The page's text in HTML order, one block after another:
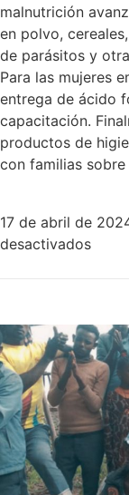
malnutrición
en polvo,
de parásitos y
Para las mujeres
entrega de ácido
capacitación.
productos de
con familias
17 de abril de
desactivados